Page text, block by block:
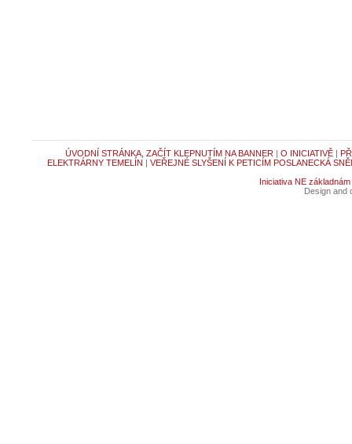
ÚVODNÍ STRÁNKA, ZAČÍT KLEPNUTÍM NA BANNER | O INICIATIVĚ|
ELEKTRÁRNY TEMELÍN | VEŘEJNÉ SLYŠENÍ K PETICÍM POSLANECKÁ
Iniciativa NE základnám
Design and